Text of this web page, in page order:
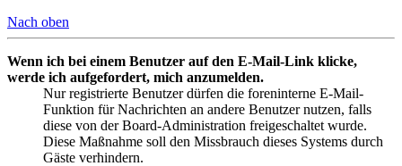
Nach oben
Wenn ich bei einem Benutzer auf den E-Mail-Link klicke,
werde ich aufgefordert, mich anzumelden.
Nur registrierte Benutzer dürfen die foreninterne E-Mail-
Funktion für Nachrichten an andere Benutzer nutzen, falls
diese von der Board-Administration freigeschaltet wurde.
Diese Maßnahme soll den Missbrauch dieses Systems durch
Gäste verhindern.